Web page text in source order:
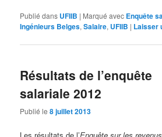
Publié dans UFIIB | Marqué avec Enquête
Ingénieurs Belges,Salaire, UFIIB | Laisser
Résultats de l’enquête
salariale 2012
Publié le8 juillet 2013